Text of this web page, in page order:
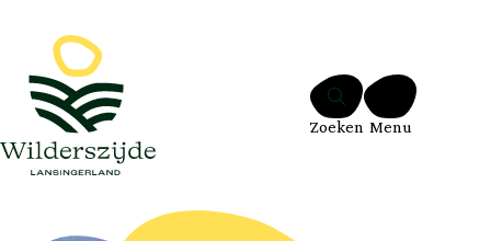
Ga naar de inhoud
Zoeken Menu